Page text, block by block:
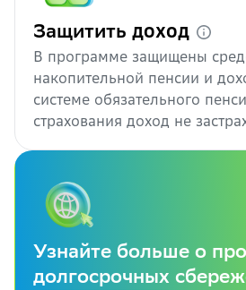
Защитить доход
В программе защищены
накопительной пенсии и
системе обязательного
страхования доход не
Узнайте больше о
долгосрочных